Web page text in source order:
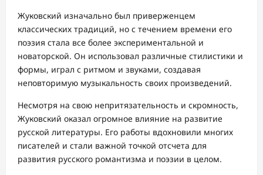
Жуковский изначально был приверженцем
классических традиций, но с течением времени его
поэзия стала все более экспериментальной и
новаторской. Он использовал различные стилистики и
формы, играл с ритмом и звуками, создавая
неповторимую музыкальность своих произведений.
Несмотря на свою непритязательность и скромность,
Жуковский оказал огромное влияние на развитие
русской литературы. Его работы вдохновили многих
писателей и стали важной точкой отсчета для
развития русского романтизма и поэзии в целом.